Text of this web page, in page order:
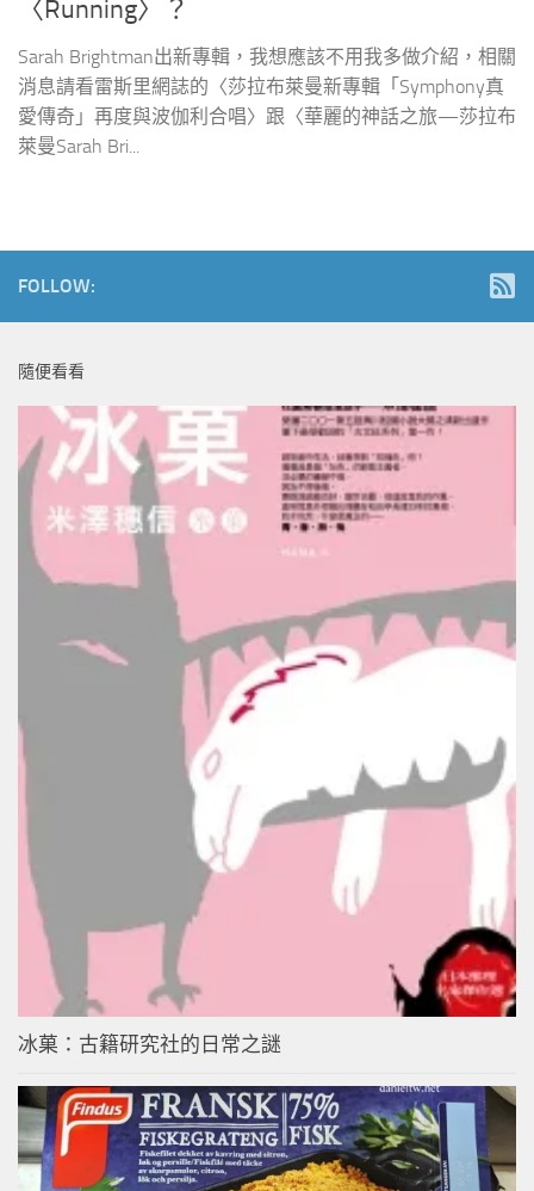
〈Running〉？
Sarah Brightman出新專輯，我想應該不用我多做介紹，相關
消息請看雷斯里網誌的〈莎拉布萊曼新專輯「Symphony真
愛傳奇」再度與波伽利合唱〉跟〈華麗的神話之旅—莎拉布
萊曼Sarah Bri...
FOLLOW:
隨便看看
冰菓：古籍研究社的日常之謎